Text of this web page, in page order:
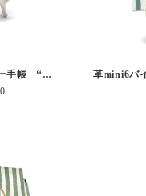
革micro5バインダー手帳 “ブルーベリー・レモンシェイク 昼下がりのお茶会” 本革